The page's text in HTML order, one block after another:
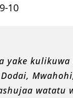
10
yake kulikuwa
watatu